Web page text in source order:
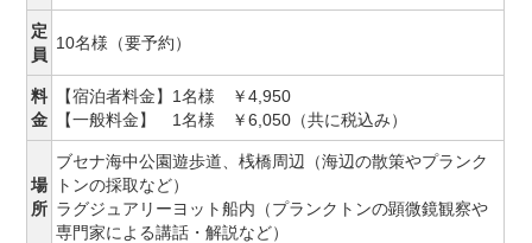
定
員
10名様（要予約）
料
金
【宿泊者料金】1名様 ￥4,950
【一般料金】 1名様 ￥6,050（共に税込み）
場
所
ブセナ海中公園遊歩道、桟橋周辺（海辺の散策やプランク
トンの採取など）
ラグジュアリーヨット船内（プランクトンの顕微鏡観察や
専門家による講話・解説など）